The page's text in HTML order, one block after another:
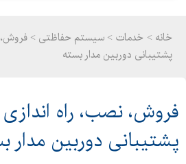
خانه > خدمات > سیستم حفاظتی > فروش،
پشتیبانی دوربین مدار بسته
فروش، نصب، راه
پشتیبانی دوربین مدار